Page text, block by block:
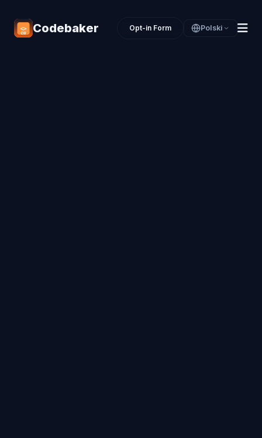
Codebaker Opt-in Form Polski